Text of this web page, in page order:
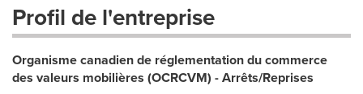
Profil de l'entreprise
Organisme canadien de réglementation du commerce
des valeurs mobilières (OCRCVM) - Arrêts/Reprises